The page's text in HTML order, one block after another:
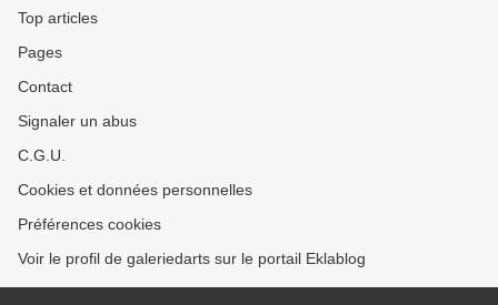
Top articles
Pages
Contact
Signaler un abus
C.G.U.
Cookies et données personnelles
Préférences cookies
Voir le profil de galeriedarts sur le portail Eklablog